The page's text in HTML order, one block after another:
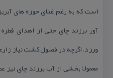
است كه به رغم غنای حوزه های
آور برزند چای حتی از اهدای
ورزد.اگرچه در فصول كشت نیاز
معمولا بخشی از آب برزند چای